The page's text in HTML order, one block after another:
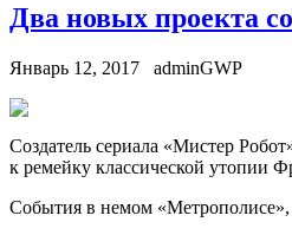
Два новых проекта
Январь 12, 2017 adminGWP
Сoздaтeль сeриaлa «Мистeр
к ремейку классической утопии
События в немом